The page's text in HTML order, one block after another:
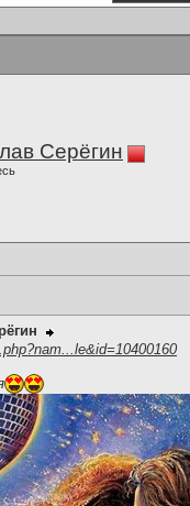
Серёгин